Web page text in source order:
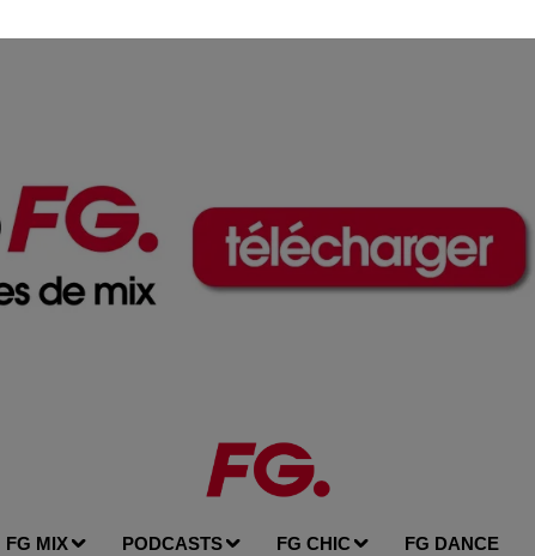
FG MIX PODCASTS FG CHIC FG DANCE